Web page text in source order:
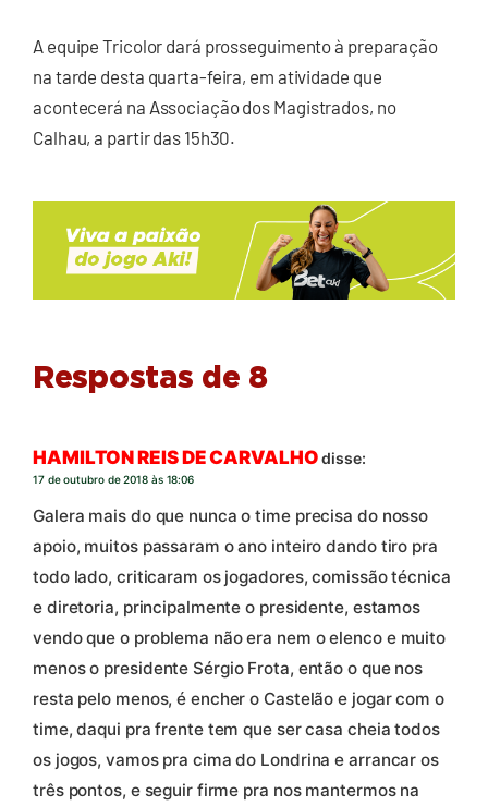
A equipe Tricolor dará prosseguimento à preparação
na tarde desta quarta-feira, em atividade que
acontecerá na Associação dos Magistrados, no
Calhau, a partir das 15h30.
Respostas de 8
HAMILTON REIS DE CARVALHO disse:
17 de outubro de 2018 às 18:06
Galera mais do que nunca o time precisa do nosso
apoio, muitos passaram o ano inteiro dando tiro pra
todo lado, criticaram os jogadores, comissão técnica
e diretoria, principalmente o presidente, estamos
vendo que o problema não era nem o elenco e muito
menos o presidente Sérgio Frota, então o que nos
resta pelo menos, é encher o Castelão e jogar com o
time, daqui pra frente tem que ser casa cheia todos
os jogos, vamos pra cima do Londrina e arrancar os
três pontos, e seguir firme pra nos mantermos na